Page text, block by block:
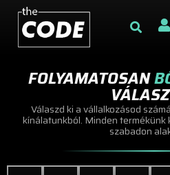
FOLYAMATOSAN
Válaszd ki a vállalkozásod
kínálatunkból. Minden
szabadon